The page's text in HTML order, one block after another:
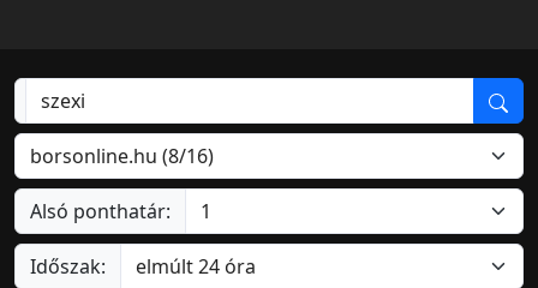
Alsó ponthatár:
Időszak: